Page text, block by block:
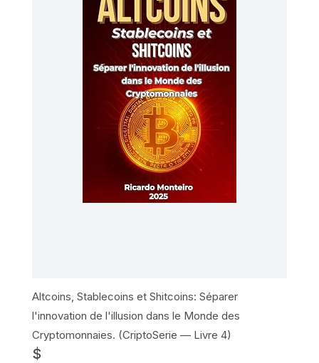
Altcoins, Stablecoins et Shitcoins: Séparer
l'innovation de l'illusion dans le Monde des
Cryptomonnaies. (CriptoSerie — Livre 4)
$